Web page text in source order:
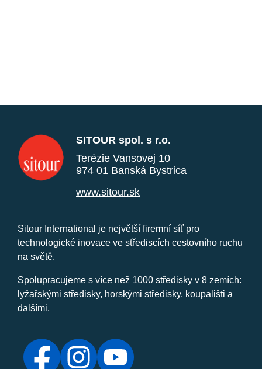
SITOUR spol. s r.o.
Terézie Vansovej 10
974 01 Banská Bystrica
www.sitour.sk
Sitour International je největší firemní síť pro
technologické inovace ve střediscích cestovního ruchu
na světě.
Spolupracujeme s více než 1000 středisky v 8 zemích:
lyžařskými středisky, horskými středisky, koupališti a
dalšími.